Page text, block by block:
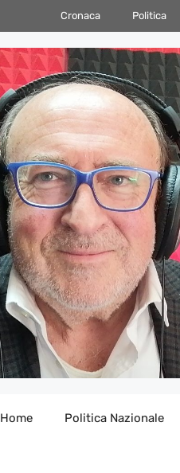
Cronaca Politica
Home Politica Nazionale